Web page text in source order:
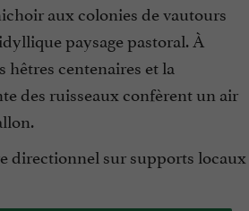
aux colonies de vautours
paysage pastoral. À
hêtres centenaires et la
des ruisseaux confèrent un air
directionnel sur supports locaux